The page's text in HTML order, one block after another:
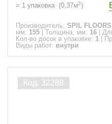
= 1 упаковка (0,37м2)
Производитель: SPIL FLOORS
мм: 155 Толщина, мм: 16
Кол-во досок в упаковке: 1
Виды работ: внутри